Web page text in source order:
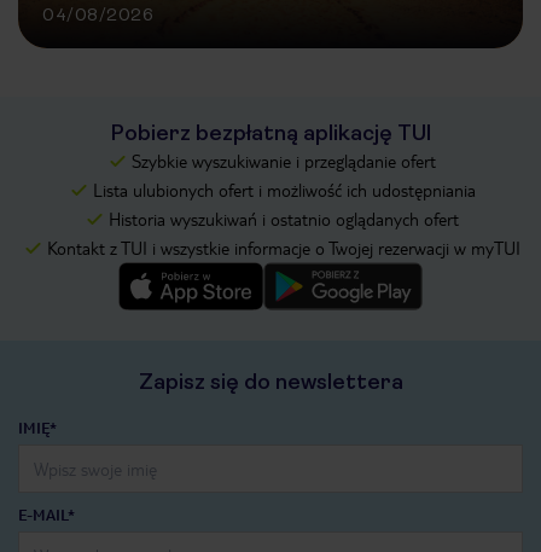
04/08/2026
Pobierz bezpłatną aplikację TUI
Szybkie wyszukiwanie i przeglądanie ofert
Lista ulubionych ofert i możliwość ich udostępniania
Historia wyszukiwań i ostatnio oglądanych ofert
Kontakt z TUI i wszystkie informacje o Twojej rezerwacji w myTUI
Zapisz się do newslettera
IMIĘ*
E-MAIL*